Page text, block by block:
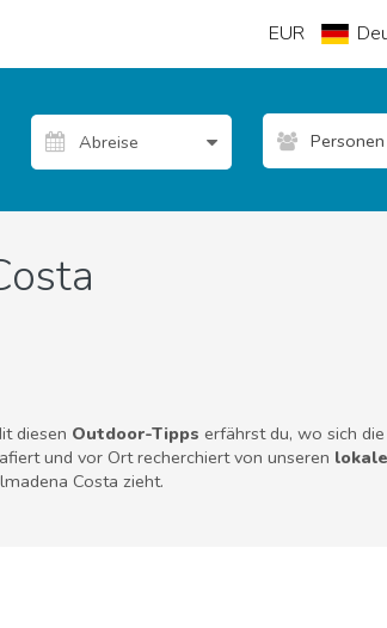
EUR
Personen
diesen Outdoor-Tipps erfährst du, wo sich
und vor Ort recherchiert von unseren
Costa zieht.